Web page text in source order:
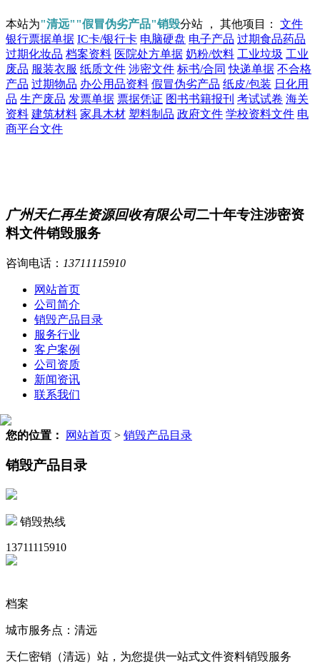
本站为"清远""假冒伪劣产品"销毁分站 ， 其他项目： 文件
银行票据单据 IC卡/银行卡 电脑硬盘 电子产品 过期食品药品
过期化妆品 档案资料 医院处方单据 奶粉/饮料 工业垃圾 工业
废品 服装衣服 纸质文件 涉密文件 标书/合同 快递单据 不合格
产品 过期物品 办公用品资料 假冒伪劣产品 纸皮/包装 日化用
品 生产废品 发票单据 票据凭证 图书书籍报刊 考试试卷 海关
资料 建筑材料 家具木材 塑料制品 政府文件 学校资料文件 电
商平台文件
广州天仁再生资源回收有限公司二十年专注涉密资
料文件销毁服务
咨询电话： 13711115910
网站首页
公司简介
销毁产品目录
服务行业
客户案例
公司资质
新闻资讯
联系我们
您的位置： 网站首页 > 销毁产品目录
销毁产品目录
销毁热线
13711115910
档案
城市服务点：清远
天仁密销（清远）站，为您提供一站式文件资料销毁服务